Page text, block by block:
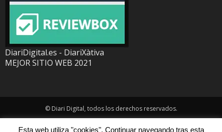
DiariDigital.es - DiariXàtiva
MEJOR SITIO WEB 2021
© Diari Digital, todos los derechos reservados.
Esta web utiliza "cookies". Continuar navegando tras esta